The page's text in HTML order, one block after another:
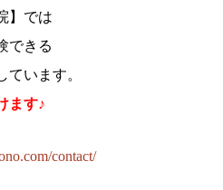
】では
できる
ています。
ます♪
contact/